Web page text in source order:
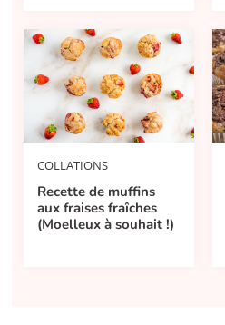
COLLATIONS
Recette de muffins
aux fraises fraîches
(Moelleux à souhait !)